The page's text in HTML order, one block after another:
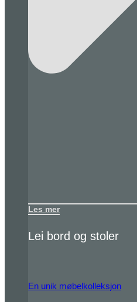
Les mer
Lei bord og stoler
En unik møbelkolleksjon